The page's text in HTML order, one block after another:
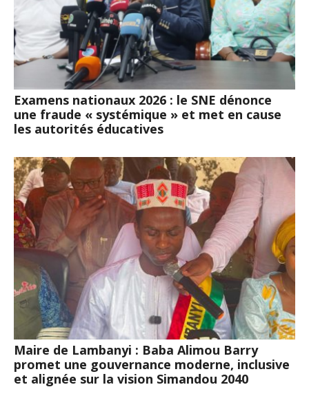
Examens nationaux 2026 : le SNE dénonce
une fraude « systémique » et met en cause
les autorités éducatives
Maire de Lambanyi : Baba Alimou Barry
promet une gouvernance moderne, inclusive
et alignée sur la vision Simandou 2040